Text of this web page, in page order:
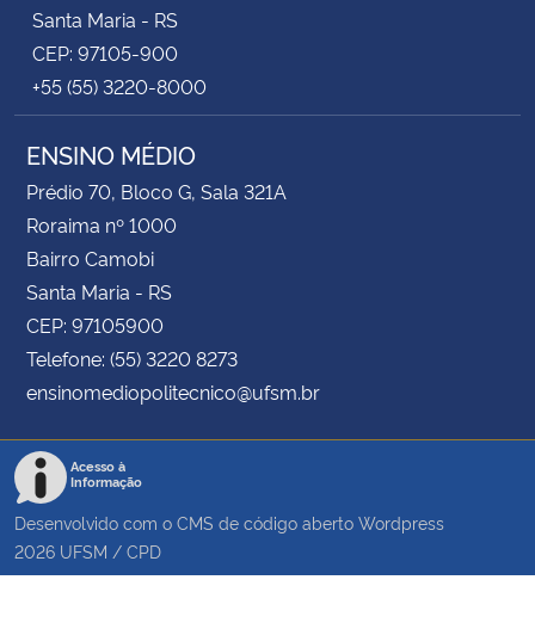
Santa Maria - RS
CEP: 97105-900
+55 (55) 3220-8000
ENSINO MÉDIO
Prédio 70, Bloco G, Sala 321A
Roraima nº 1000
Bairro Camobi
Santa Maria - RS
CEP: 97105900
Telefone: (55) 3220 8273
ensinomediopolitecnico@ufsm.br
Acesso à
Informação
Desenvolvido com o CMS de código aberto Wordpress
2026 UFSM / CPD